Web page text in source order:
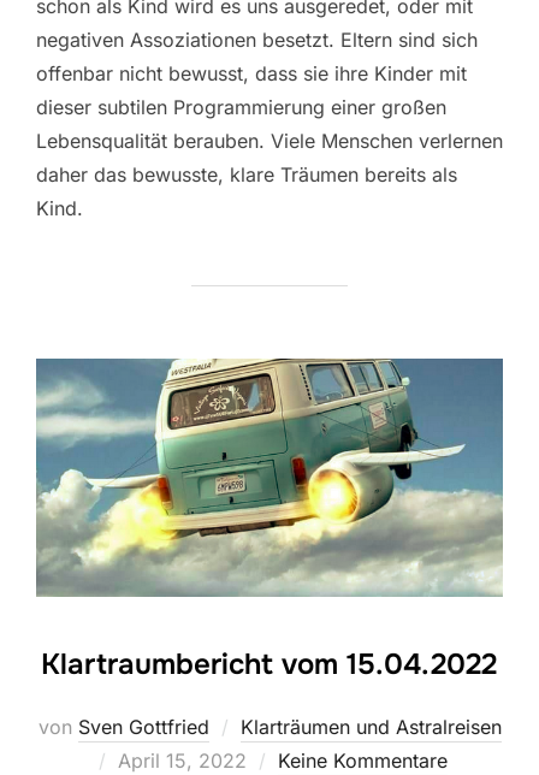
schon als Kind wird es uns ausgeredet, oder mit
negativen Assoziationen besetzt. Eltern sind sich
offenbar nicht bewusst, dass sie ihre Kinder mit
dieser subtilen Programmierung einer großen
Lebensqualität berauben. Viele Menschen verlernen
daher das bewusste, klare Träumen bereits als
Kind.
Klartraumbericht vom 15.04.2022
von Sven Gottfried
Klarträumen und Astralreisen
Veröffentlicht
April 15, 2022 Keine Kommentare